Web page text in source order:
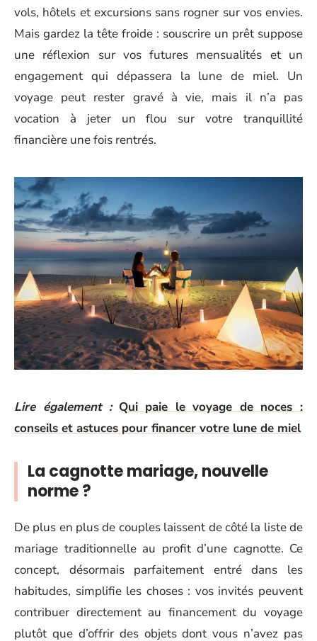
vols, hôtels et excursions sans rogner sur vos envies.
Mais gardez la tête froide : souscrire un prêt suppose
une réflexion sur vos futures mensualités et un
engagement qui dépassera la lune de miel. Un
voyage peut rester gravé à vie, mais il n’a pas
vocation à jeter un flou sur votre tranquillité
financière une fois rentrés.
Lire également : Qui paie le voyage de noces :
conseils et astuces pour financer votre lune de miel
La cagnotte mariage, nouvelle
norme ?
De plus en plus de couples laissent de côté la liste de
mariage traditionnelle au profit d’une cagnotte. Ce
concept, désormais parfaitement entré dans les
habitudes, simplifie les choses : vos invités peuvent
contribuer directement au financement du voyage
plutôt que d’offrir des objets dont vous n’avez pas